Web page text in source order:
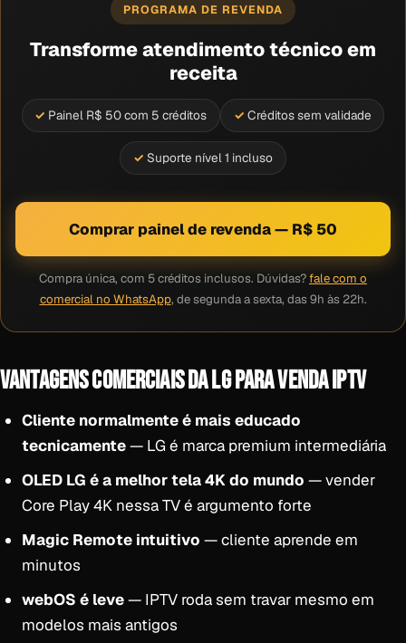
PROGRAMA DE REVENDA
Transforme atendimento técnico em
receita
Painel R$ 50 com 5 créditos Créditos sem validade
Suporte nível 1 incluso
Comprar painel de revenda — R$ 50
Compra única, com 5 créditos inclusos. Dúvidas?fale com o
comercial no WhatsApp, de segunda a sexta, das 9h às 22h.
VANTAGENS COMERCIAIS DA LG PARA VENDA IPTV
Cliente normalmente é mais educado
tecnicamente— LG é marca premium intermediária
OLED LG é a melhor tela 4K do mundo — vender
Core Play 4K nessa TV é argumento forte
Magic Remote intuitivo — cliente aprende em
minutos
webOS é leve— IPTV roda sem travar mesmo em
modelos mais antigos